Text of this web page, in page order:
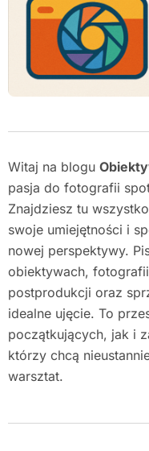
Witaj na blogu
pasja do fotografii
Znajdziesz tu
swoje umiejętności i
nowej perspektywy.
obiektywach,
postprodukcji oraz
idealne ujęcie. To
początkujących, jak i
którzy chcą
warsztat.